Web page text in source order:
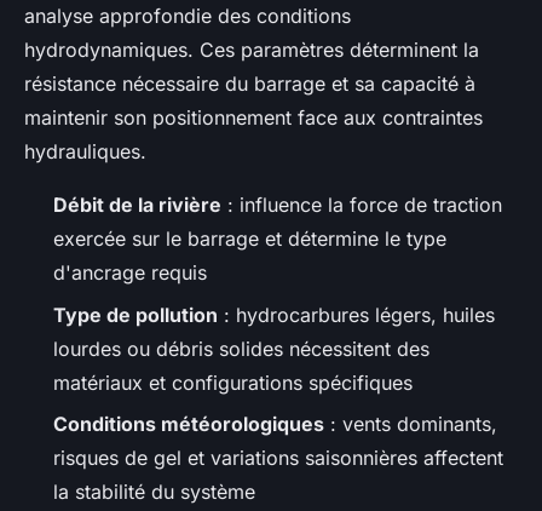
analyse approfondie des conditions
hydrodynamiques. Ces paramètres déterminent la
résistance nécessaire du barrage et sa capacité à
maintenir son positionnement face aux contraintes
hydrauliques.
Débit de la rivière : influence la force de traction
exercée sur le barrage et détermine le type
d'ancrage requis
Type de pollution : hydrocarbures légers, huiles
lourdes ou débris solides nécessitent des
matériaux et configurations spécifiques
Conditions météorologiques : vents dominants,
risques de gel et variations saisonnières affectent
la stabilité du système